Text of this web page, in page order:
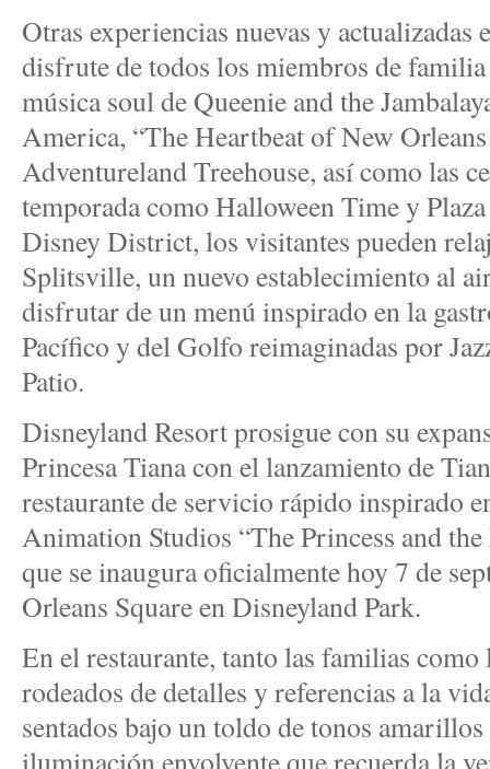
Otras experiencias nuevas y actualizadas
disfrute de todos los miembros de
música soul de Queenie and the
America, “The Heartbeat of New
Adventureland Treehouse, así como las
temporada como Halloween Time y
Disney District, los visitantes pueden
Splitsville, un nuevo establecimiento al
disfrutar de un menú inspirado en la
Pacífico y del Golfo reimaginadas por
Patio.
Disneyland Resort prosigue con su
Princesa Tiana con el lanzamiento de
restaurante de servicio rápido inspirado
Animation Studios “The Princess and
que se inaugura oficialmente hoy 7 de
Orleans Square en Disneyland Park.
En el restaurante, tanto las familias
rodeados de detalles y referencias a la
sentados bajo un toldo de tonos
iluminación envolvente que recuerda la